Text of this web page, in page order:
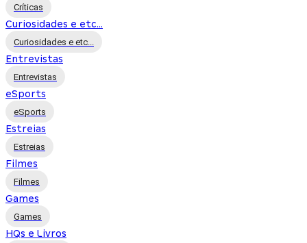
Críticas
Curiosidades e etc...
Curiosidades e etc...
Entrevistas
Entrevistas
eSports
eSports
Estreias
Estreias
Filmes
Filmes
Games
Games
HQs e Livros